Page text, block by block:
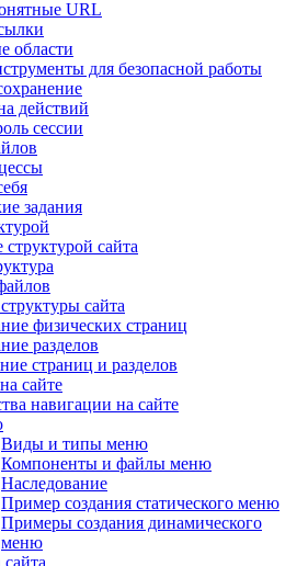
URL
области
для безопасной работы
действий
сессии
задания
сайта
сайта
физических страниц
разделов
страниц и разделов
сайте
навигации на сайте
Виды и типы меню
Компоненты и файлы меню
Наследование
Пример создания статического меню
Примеры создания динамического
меню